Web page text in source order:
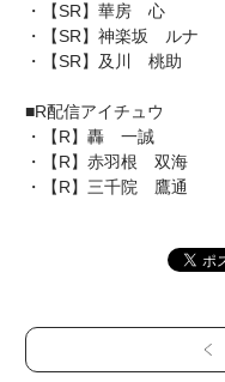
・【SR】華房 心
・【SR】神楽坂 ルナ
・【SR】及川 桃助
■R配信アイチュウ
・【R】轟 一誠
・【R】赤羽根 双海
・【R】三千院 鷹通